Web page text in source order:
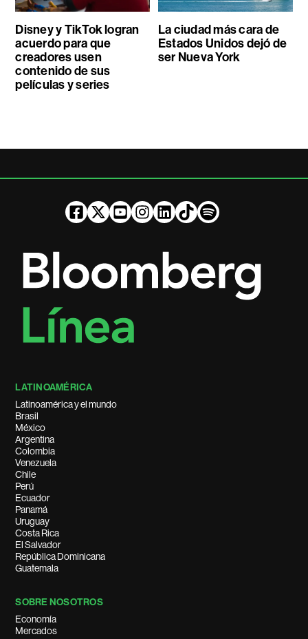
Disney y TikTok logran
acuerdo para que
creadores usen
contenido de sus
películas y series
La ciudad más cara de
Estados Unidos dejó de
ser Nueva York
LATINOAMÉRICA
Latinoamérica y el mundo
Brasil
México
Argentina
Colombia
Venezuela
Chile
Perú
Ecuador
Panamá
Uruguay
Costa Rica
El Salvador
República Dominicana
Guatemala
SOBRE NOSOTROS
Economía
Mercados